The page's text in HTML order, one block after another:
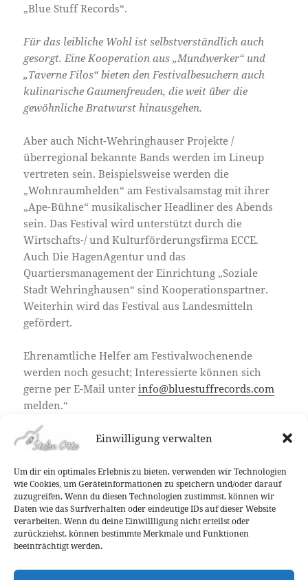
Einwilligung verwalten
Um dir ein optimales Erlebnis zu bieten, verwenden wir Technologien
wie Cookies, um Geräteinformationen zu speichern und/oder darauf
zuzugreifen. Wenn du diesen Technologien zustimmst, können wir
Daten wie das Surfverhalten oder eindeutige IDs auf dieser Website
verarbeiten. Wenn du deine Einwillligung nicht erteilst oder
zurückziehst, können bestimmte Merkmale und Funktionen
beeinträchtigt werden.
„Blue Stuff Records“.
Für das leibliche Wohl ist selbstverständlich auch
gesorgt. Eine Kooperation aus „Mundwerker“ und
„Taverne Filos“ bieten den Festivalbesuchern auch
kulinarische Gaumenfreuden, die weit über die
gewöhnliche Bratwurst hinausgehen.
Aber auch Nicht-Wehringhauser Projekte /
überregional bekannte Bands werden im Lineup
vertreten sein. Beispielsweise werden die
„Wohnraumhelden“ am Festivalsamstag mit ihrer
„Ape-Bühne“ musikalischer Headliner des Abends
sein. Das Festival wird unterstützt durch die
Wirtschafts-/ und Kulturförderungsfirma ECCE.
Auch Die HagenAgentur und das
Quartiersmanagement der Einrichtung „Soziale
Stadt Wehringhausen“ sind Kooperationspartner.
Weiterhin wird das Festival aus Landesmitteln
gefördert.
Ehrenamtliche Helfer am Festivalwochenende
werden noch gesucht; Interessierte können sich
gerne per E-Mail unterinfo@bluestuffrecords.com
melden.“
Veröffentlicht
am
8. Juni 2016 Autor
Stefan Otto Kategorien
Allgemein
Beitragsnavigation
ZURÜCK
Vorheriger
Beitrag:
Garagenrock am 21.05.2016!
WEITER